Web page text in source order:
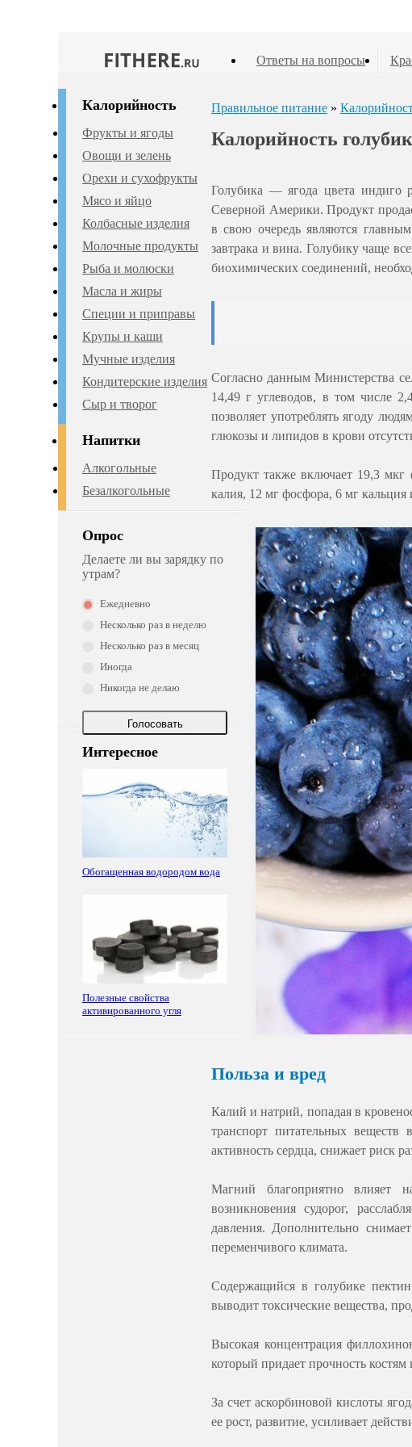
Ответы на вопросы
Правильное питание »
Калорийность
Голубика — ягода цвета индиго
Северной Америки. Продукт
в свою очередь являются
завтрака и вина. Голубику чаще
биохимических соединений,
Согласно данным Министерства
14,49 г углеводов, в том числе
позволяет употреблять ягоду
глюкозы и липидов в крови
Продукт также включает 19,3
калия, 12 мг фосфора, 6 мг
Польза и вред
Калий и натрий, попадая в
транспорт питательных
активность сердца, снижает риск
Магний благоприятно влияет
возникновения судорог,
давления. Дополнительно
переменчивого климата.
Содержащийся в голубике
выводит токсические вещества,
Высокая концентрация
который придает прочность костям
За счет аскорбиновой кислоты
ее рост, развитие, усиливает
Калорийность
Фрукты и ягоды
Овощи и зелень
Орехи и сухофрукты
Мясо и яйцо
Колбасные изделия
Молочные продукты
Рыба и молюски
Масла и жиры
Специи и приправы
Крупы и каши
Мучные изделия
Кондитерские изделия
Сыр и творог
Напитки
Алкогольные
Безалкогольные
Опрос
Делаете ли вы зарядку по
утрам?
Ежедневно
Несколько раз в неделю
Несколько раз в месяц
Иногда
Никогда не делаю
Голосовать
Интересное
Обогащенная водородом вода
Полезные свойства
активированного угля